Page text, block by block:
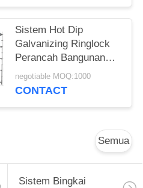
Sistem Hot Dip
Galvanizing Ringlock
Perancah Bangunan
Perancah Sementara
negotiable MOQ:1000
CONTACT
Semua
Sistem Bingkai